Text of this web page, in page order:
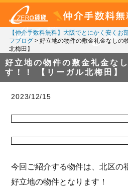
【仲介手数料無料】大阪でとにかく安くお
フブログ> 好立地の物件の敷金礼金なしの
北梅田】
好立地の物件の敷金礼金な
す！！ 【リーガル北梅田】
2023/12/15
今回ご紹介する物件は、北区の
好立地の物件となります！